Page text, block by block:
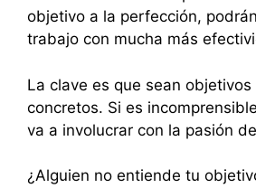
objetivo a la perfección,
trabajo con mucha más
La clave es que sean objetivos
concretos. Si es
va a involucrar con la pasión
¿Alguien no entiende tu